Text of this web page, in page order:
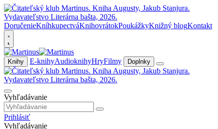
DoručenieKníhkupectváKnihovrátokPoukážkyKnižný blogKontakt
Knihy E-knihyAudioknihyHryFilmy Doplnky
Vyhľadávanie
Prihlásiť
Vyhľadávanie